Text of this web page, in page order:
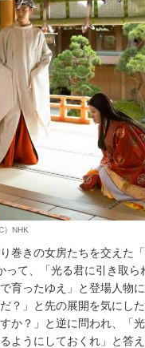
C）NHK
巻きの女房たちを交えた
て、「光る君に引き取ら
育ったゆえ」と登場人物
？」と先の展開を気にし
か？」と逆に問われ、「
ようにしておくれ」と答え